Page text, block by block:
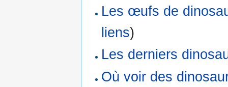
Les œufs de
liens)
Les derniers
Où voir des